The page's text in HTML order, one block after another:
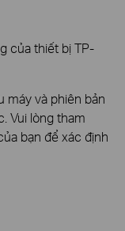
của thiết bị TP-
máy và phiên bản
Vui lòng tham
bạn để xác định